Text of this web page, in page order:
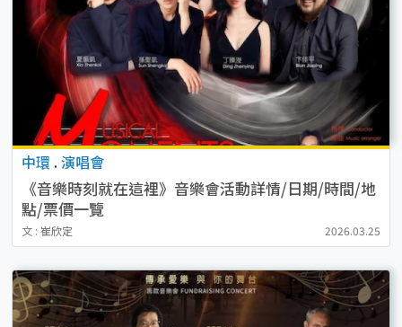
中環 . 演唱會
《音樂時刻就在這裡》音樂會活動詳情/日期/時間/地
點/票價一覽
文 : 崔欣定 2026.03.25